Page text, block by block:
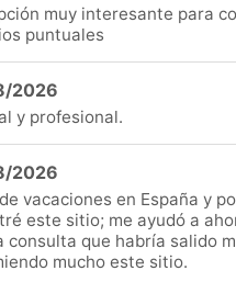
muy interesante para
puntuales
2026
y profesional.
2026
vacaciones en España y
este sitio; me ayudó a
consulta que habría salido
mucho este sitio.